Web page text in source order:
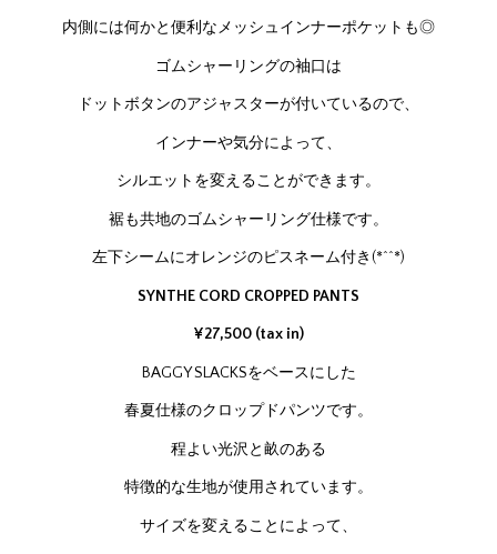
内側には何かと便利なメッシュインナーポケットも◎
ゴムシャーリングの袖口は
ドットボタンのアジャスターが付いているので、
インナーや気分によって、
シルエットを変えることができます。
裾も共地のゴムシャーリング仕様です。
左下シームにオレンジのピスネーム付き(*^^*)
SYNTHE CORD CROPPED PANTS
¥27,500 (tax in)
BAGGY SLACKSをベースにした
春夏仕様のクロップドパンツです。
程よい光沢と畝のある
特徴的な生地が使用されています。
サイズを変えることによって、